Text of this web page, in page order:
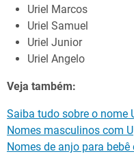
Uriel Marcos
Uriel Samuel
Uriel Junior
Uriel Angelo
Veja também:
Saiba tudo sobre o nome
Nomes masculinos com U
Nomes de anjo para